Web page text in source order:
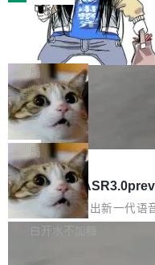
装完即用。 开源地址：
b 安装 支持 Java 8+（
x / Windows / Harmony
x / Harmony PC curl -fsSL
r.org/solon...
体。企业级代码仓库通常包
个文件，其规模远超单次模
文窗口。随着项目规模的持
不断累积，代码仓中的模块
务逻辑等关键信息往往分散
件之中，形成高度复杂的知
代码检索手段（如关键词匹
在语法层面完成文本定位，
内涵与结构关联，导致开发
理解大规模代码仓时面临显
颈。 代码仓深度理解服务（
e深度理解服务"）是华为云
一条“删库”命令跑 17 小
师删光 89TB 数据只为干
最高人民检察院8月4日公布
名90后算法工程师王某，
服务器空间，删光了公司AI
数据。 王某2024年1月入职
短剧部门，有互联网大厂背
调整期间，部门三次通知全
移到B集群，王某都回复了"
数据。2024年9月3日下午4
的账号密码进入A集群，输
称为"删库跑路"的命令——
局
Cloudflare 分享推理优化
che 量化 + 权重压缩，吞
1%，成本降 30%
Kimi 和 GLM 是当前最强的
它们有一个共同的问题：太
的 Kimi K 系列和智谱的
oE 架构的大模型，好用到让
存永远不够用。 Cloudflare
一直在跑这些模型的推理。
局
腾讯混元 Hy
腾讯混元正式推出新一代语
3.0preview。基于最新一代
白开水不加糖